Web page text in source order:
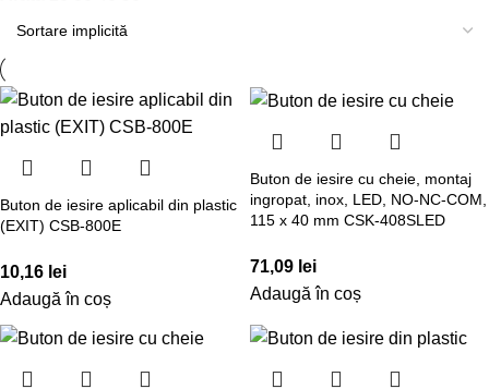
Buton de iesire aplicabil din plastic
(EXIT) CSB-800E
10,16 lei
Adaugă în coș
Buton de iesire cu cheie, montaj
ingropat, inox, LED, NO-NC-COM,
115 x 40 mm CSK-408SLED
71,09 lei
Adaugă în coș